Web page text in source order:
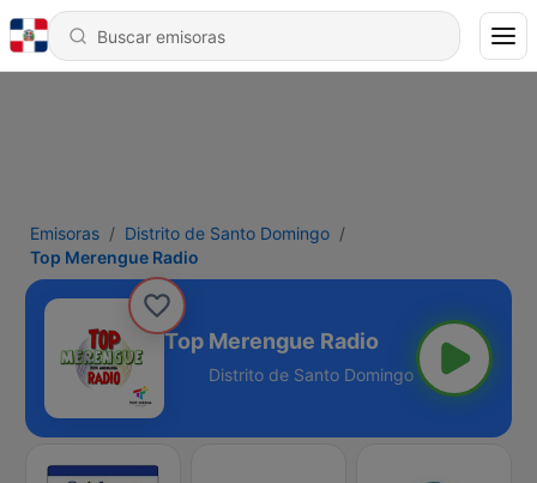
Emisoras
Distrito de Santo Domingo
Top Merengue Radio
Top Merengue Radio
Domingo - Online